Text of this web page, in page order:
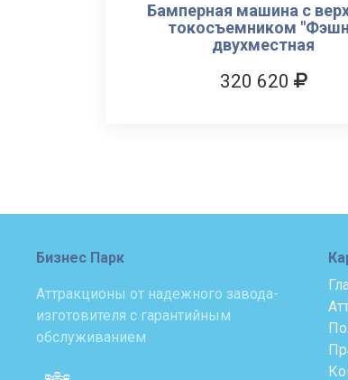
Бамперная машина с
токосъемником
двухместная
320 620
Бизнес Парк
Аттракционы от надежного завода-
изготовителя с гарантийным
обслуживанием